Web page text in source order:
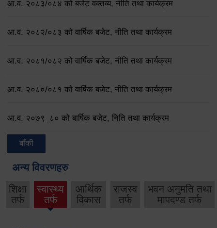
आ.व. २०८३/०८४ को बजेट वक्तव्य, नीति तथा कार्यक्रम
आ.व. २०८२/०८३ को वार्षिक बजेट, नीति तथा कार्यक्रम
आ.व. २०८१/०८२ को वार्षिक बजेट, नीति तथा कार्यक्रम
आ.व. २०८०/०८१ को वार्षिक बजेट, नीति तथा कार्यक्रम
आ.व. २०७९‌_८० को बार्षिक बजेट, निति तथा कार्यक्रम
बाँकी
अन्य विवरणहरु
शिक्षा
तर्फ
स्वास्थ्य
तर्फ
आर्थिक
विकास
राजस्व
तर्फ
भवन अनुमति तथा
मापदण्ड तर्फ